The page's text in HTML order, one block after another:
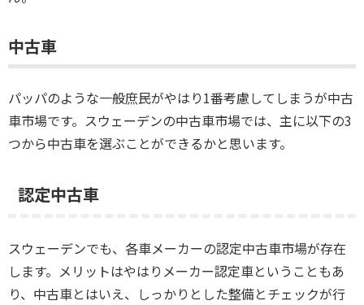
中古車
パッパのような一般庶民がやはり1番考慮してしまうが中古
車市場です。スウェーデンの中古車市場では、主に以下の3
つから中古車を選ぶことができるかと思います。
認定中古車
スウェーデンでも、各車メーカーの認定中古車市場が存在
します。メリットはやはりメーカー認定車ということもあ
り、中古車とはいえ、しっかりとした整備とチェックが行